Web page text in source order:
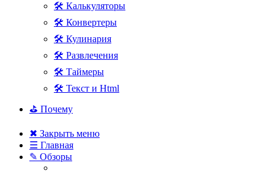
🛠 Калькуляторы
🛠 Конвертеры
🛠 Кулинария
🛠 Развлечения
🛠 Таймеры
🛠 Текст и Html
⛳ Почему
✖ Закрыть меню
☰ Главная
✎ Обзоры